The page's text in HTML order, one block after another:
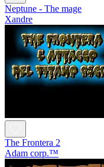
Neptune - The mage
Xandre
The Frontera 2
Adam corp.™